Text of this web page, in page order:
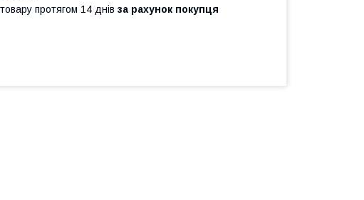
протягом 14 днів за рахунок покупця